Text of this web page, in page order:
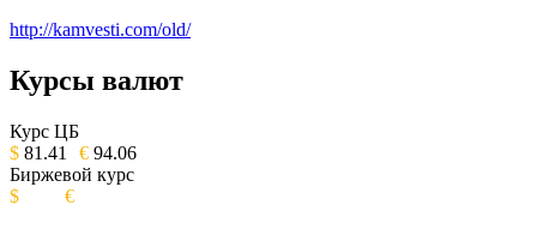
http://kamvesti.com/old/
ОБЩЕСТВЕННО-ПОЛИТИЧЕСКОЕ
ИЗДАНИЕ КАМЧАТСКОГО КРАЯ.
Курсы валют
Курс ЦБ
$ 81.41 € 94.06
Биржевой курс
$
€